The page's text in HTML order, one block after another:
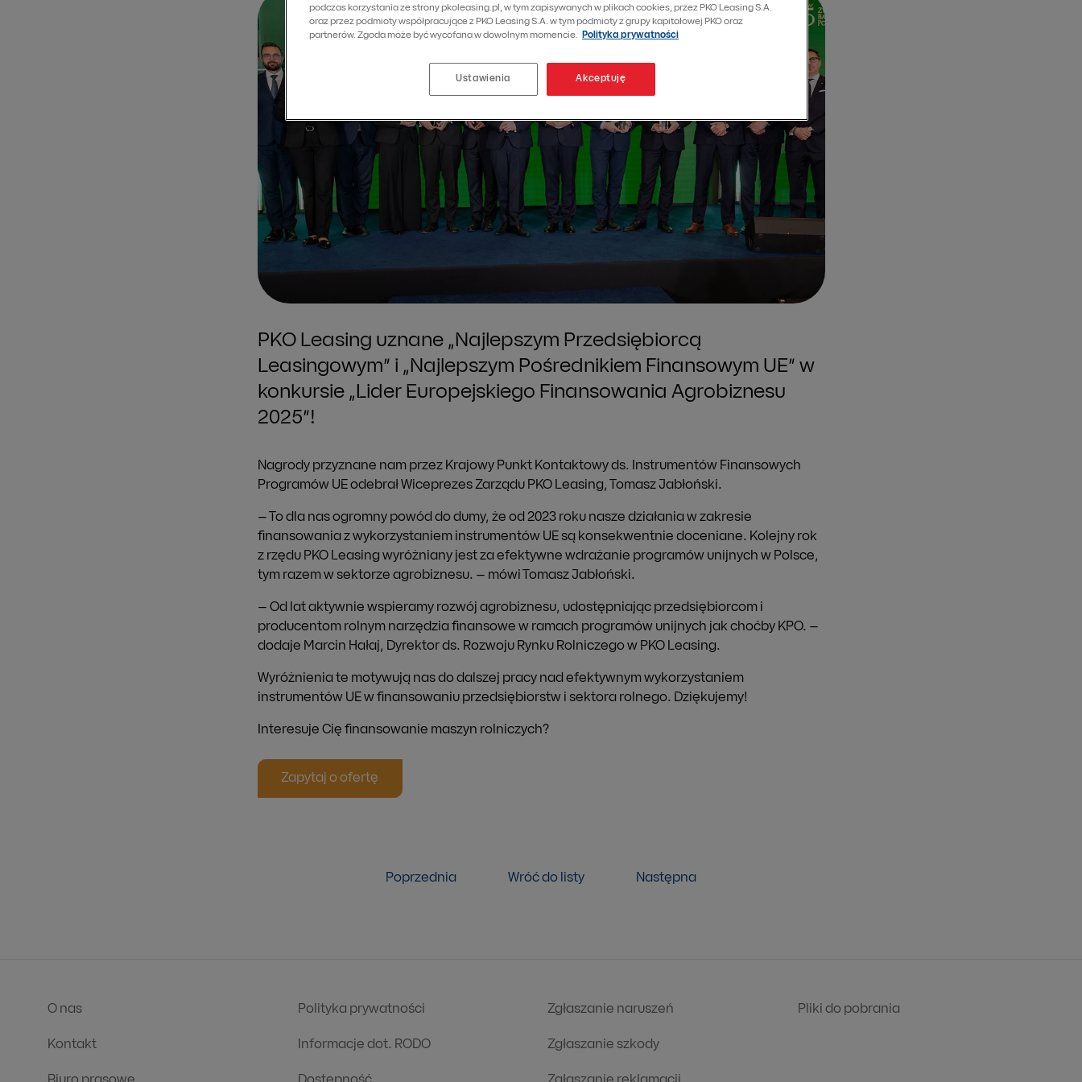
PKO Leasing uznane „Najlepszym Przedsiębiorcą
Leasingowym” i „Najlepszym Pośrednikiem Finansowym UE” w
konkursie „Lider Europejskiego Finansowania Agrobiznesu
2025”!
Nagrody przyznane nam przez Krajowy Punkt Kontaktowy ds. Instrumentów Finansowych
Programów UE odebrał Wiceprezes Zarządu PKO Leasing, Tomasz Jabłoński.
– To dla nas ogromny powód do dumy, że od 2023 roku nasze działania w zakresie
finansowania z wykorzystaniem instrumentów UE są konsekwentnie doceniane. Kolejny rok
z rzędu PKO Leasing wyróżniany jest za efektywne wdrażanie programów unijnych w Polsce,
tym razem w sektorze agrobiznesu. – mówi Tomasz Jabłoński.
– Od lat aktywnie wspieramy rozwój agrobiznesu, udostępniając przedsiębiorcom i
producentom rolnym narzędzia finansowe w ramach programów unijnych jak choćby KPO. –
dodaje Marcin Hałaj, Dyrektor ds. Rozwoju Rynku Rolniczego w PKO Leasing.
Wyróżnienia te motywują nas do dalszej pracy nad efektywnym wykorzystaniem
instrumentów UE w finansowaniu przedsiębiorstw i sektora rolnego. Dziękujemy!
Interesuje Cię finansowanie maszyn rolniczych?
Zapytaj o ofertę
Poprzednia Wróć do listy Następna
O nas
Kontakt
Polityka prywatności
Informacje dot. RODO
Zgłaszanie naruszeń
Zgłaszanie szkody
Pliki do pobrania
podczas korzystania ze strony pkoleasing.pl, w tym zapisywanych w plikach cookies, przez PKO Leasing S.A.
oraz przez podmioty współpracujące z PKO Leasing S.A. w tym podmioty z grupy kapitałowej PKO oraz
partnerów. Zgoda może być wycofana w dowolnym momencie. Polityka prywatności
Akceptuję
Ustawienia